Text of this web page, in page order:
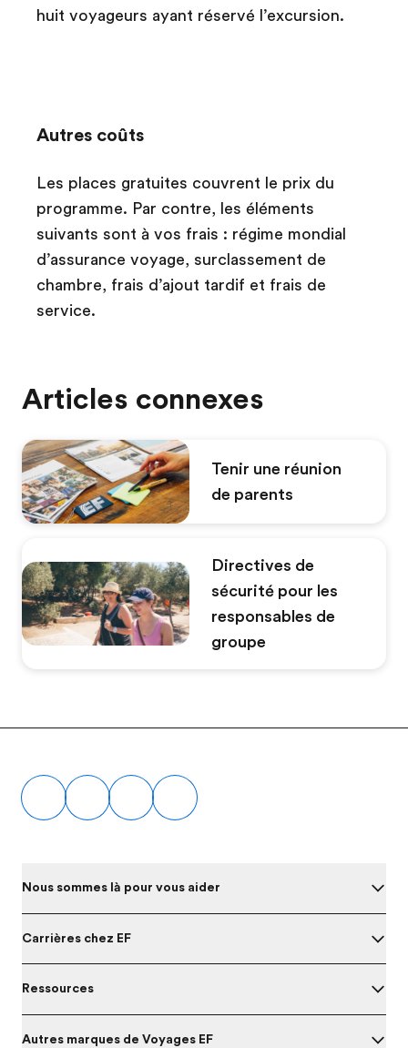
huit voyageurs ayant réservé l’excursion.
Autres coûts
Les places gratuites couvrent le prix du
programme. Par contre, les éléments
suivants sont à vos frais : régime mondial
d’assurance voyage, surclassement de
chambre, frais d’ajout tardif et frais de
service.
Articles connexes
Tenir une réunion
de parents
Directives de
sécurité pour les
responsables de
groupe
Nous sommes là pour vous aider
Carrières chez EF
Ressources
Autres marques de Voyages EF